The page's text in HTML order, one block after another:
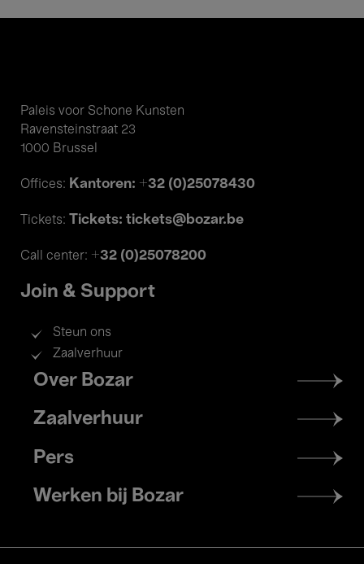
Paleis voor Schone Kunsten
Ravensteinstraat 23
1000 Brussel
Offices: Kantoren: +32 (0)25078430
Tickets: Tickets: tickets@bozar.be
Call center: +32 (0)25078200
Join & Support
Steun ons
Zaalverhuur
Footer
menu
Over Bozar
Zaalverhuur
Pers
Werken bij Bozar